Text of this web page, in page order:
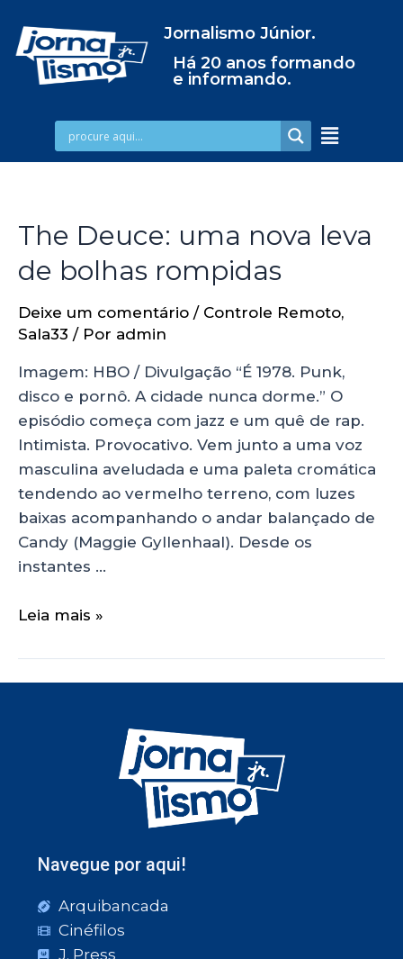
Jornalismo Júnior.
Há 20 anos formando
e informando.
The Deuce: uma nova leva
de bolhas rompidas
Deixe um comentário / Controle Remoto,
Sala33 / Por admin
Imagem: HBO / Divulgação “É 1978. Punk,
disco e pornô. A cidade nunca dorme.” O
episódio começa com jazz e um quê de rap.
Intimista. Provocativo. Vem junto a uma voz
masculina aveludada e uma paleta cromática
tendendo ao vermelho terreno, com luzes
baixas acompanhando o andar balançado de
Candy (Maggie Gyllenhaal). Desde os
instantes …
Leia mais »
Navegue por aqui!
Arquibancada
Cinéfilos
J. Press